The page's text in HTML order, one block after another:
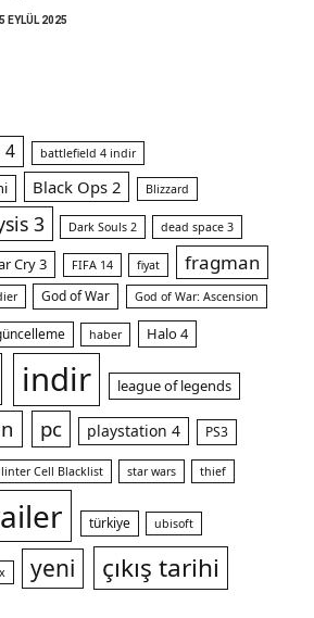
EYLÜL 2025
4 battlefield 4 indir
Black Ops 2 Blizzard
3 Dark Souls 2 dead space 3
Cry 3 FIFA 14 fiyat fragman
God of War God of War: Ascension
haber Halo 4
indir league of legends
pc playstation 4 PS3
Cell Blacklist star wars thief
türkiye ubisoft
yeni çıkış tarihi